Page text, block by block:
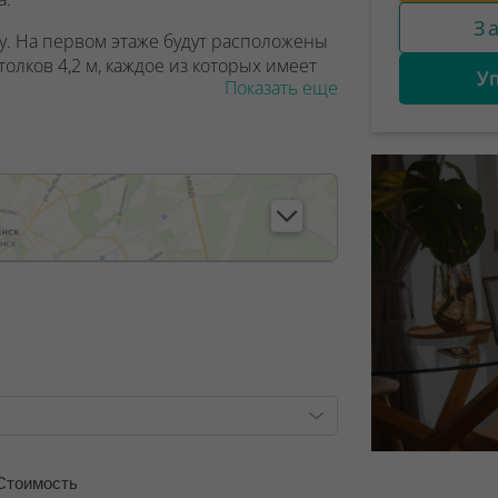
На первом этаже будут расположены
4,2 м, каждое из которых имеет
а внутри - жителей и их гостей
санитарная комната, байк-бокс для
места для хранения
свободной планировки площадью
№02240/129 от 06.09.06г.
Показать еще